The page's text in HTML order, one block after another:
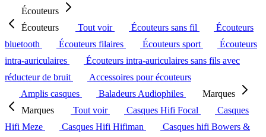
Écouteurs
Écouteurs
Tout voir Écouteurs sans fil
Écouteurs
bluetooth
Écouteurs filaires Écouteurs sport
Écouteurs
intra-auriculaires
Écouteurs intra-auriculaires sans fils avec
réducteur de bruit
Accessoires pour écouteurs
Amplis casques
Baladeurs Audiophiles
Marques
Marques
Tout voir Casques Hifi Focal
Casques
Hifi Meze
Casques Hifi Hifiman
Casques hifi Bowers &